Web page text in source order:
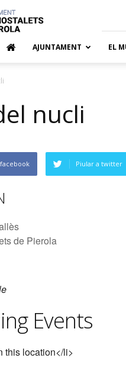
Hostalets
de
AJUNTAMENT EL
nucli
Piular a twitter
de Pierola
Events
this location</li>